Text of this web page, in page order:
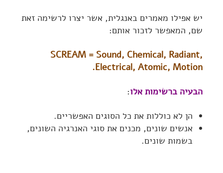
יש אפילו מאמרים באנגלית, אשר יצרו לרשימה זאת
שם, המאפשר לזכור אותם:
SCREAM = Sound, Chemical, Radiant,
Electrical, Atomic, Motion.
הבעיה ברשימות אלו:
הן לא כוללות את כל הסוגים האפשריים.
אנשים שונים, מכנים את סוגי האנרגיה השונים,
בשמות שונים.